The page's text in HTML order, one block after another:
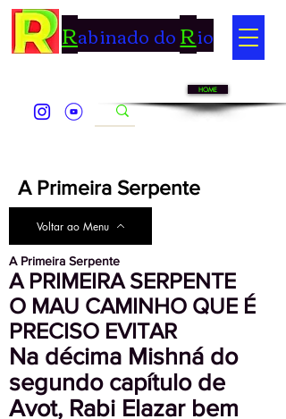
Rabinado doRio
HOME
A Primeira Serpente
Voltar ao Menu
A Primeira Serpente
A PRIMEIRA SERPENTE
O MAU CAMINHO QUE É
PRECISO EVITAR
Na décima Mishná do
segundo capítulo de
Avot, Rabi Elazar bem